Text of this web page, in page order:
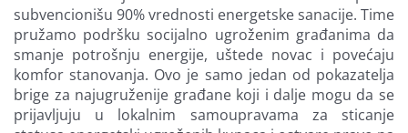
subvencionišu 90% vrednosti energetske sanacije. Time
pružamo podršku socijalno ugroženim građanima da
smanje potrošnju energije, uštede novac i povećaju
komfor stanovanja. Ovo je samo jedan od pokazatelja
brige za najugruženije građane koji i dalje mogu da se
prijavljuju u lokalnim samoupravama za sticanje